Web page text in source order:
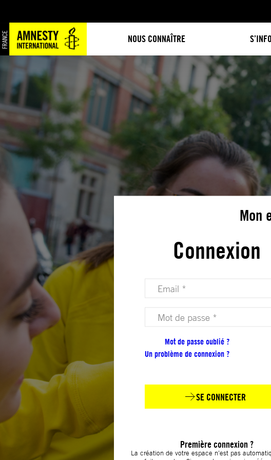
NOUS CONNAÎTRE
Mon
Connexion
Votre adresse email (obligatoire)
Votre mot de passe (obligatoire)
Mot de passe oublié ?
Un problème de connexion ?
SE CONNECTER
Première connexion ?
La création de votre espace n’est pas